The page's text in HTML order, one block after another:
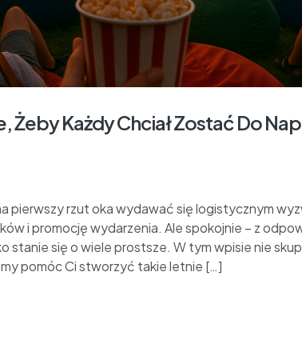
Żeby Każdy Chciał Zostać Do
pierwszy rzut oka wydawać się logistycznym
i promocję wydarzenia. Ale spokojnie – z
stanie się o wiele prostsze. W tym wpisie nie
pomóc Ci stworzyć takie letnie […]